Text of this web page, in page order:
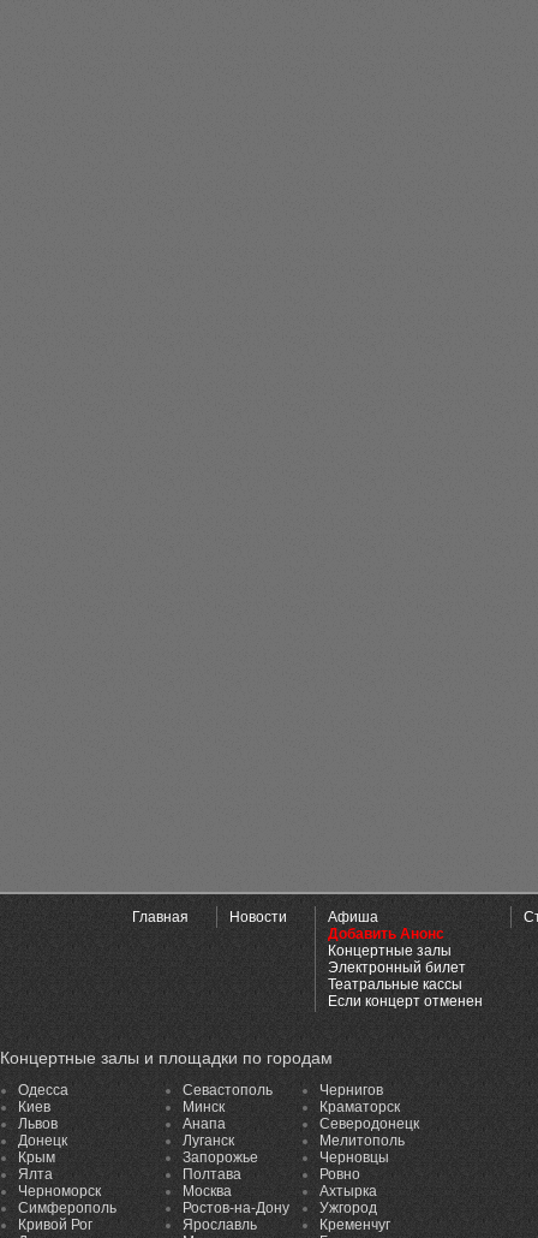
Главная Новости
Афиша
Добавить Анонс
Концертные залы
Электронный билет
Театральные кассы
Если концерт отменен
Концертные залы и площадки по городам
Одесса
Киев
Львов
Донецк
Крым
Ялта
Черноморск
Симферополь
Кривой Рог
Севастополь
Минск
Анапа
Луганск
Запорожье
Полтава
Москва
Ростов-на-Дону
Ярославль
Чернигов
Краматорск
Северодонецк
Мелитополь
Черновцы
Ровно
Ахтырка
Ужгород
Кременчуг